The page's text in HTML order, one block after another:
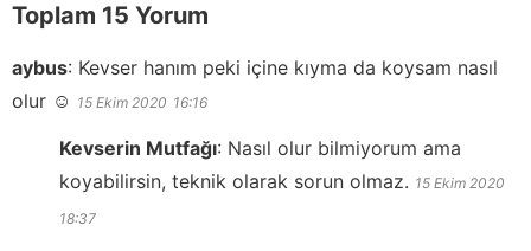
Toplam 15 Yorum
aybus: Kevser hanım peki içine kıyma da koysam nasıl
olur ☺️ 15 Ekim 2020 16:16
Kevserin Mutfağı: Nasıl olur bilmiyorum ama
koyabilirsin, teknik olarak sorun olmaz. 15 Ekim 2020
18:37